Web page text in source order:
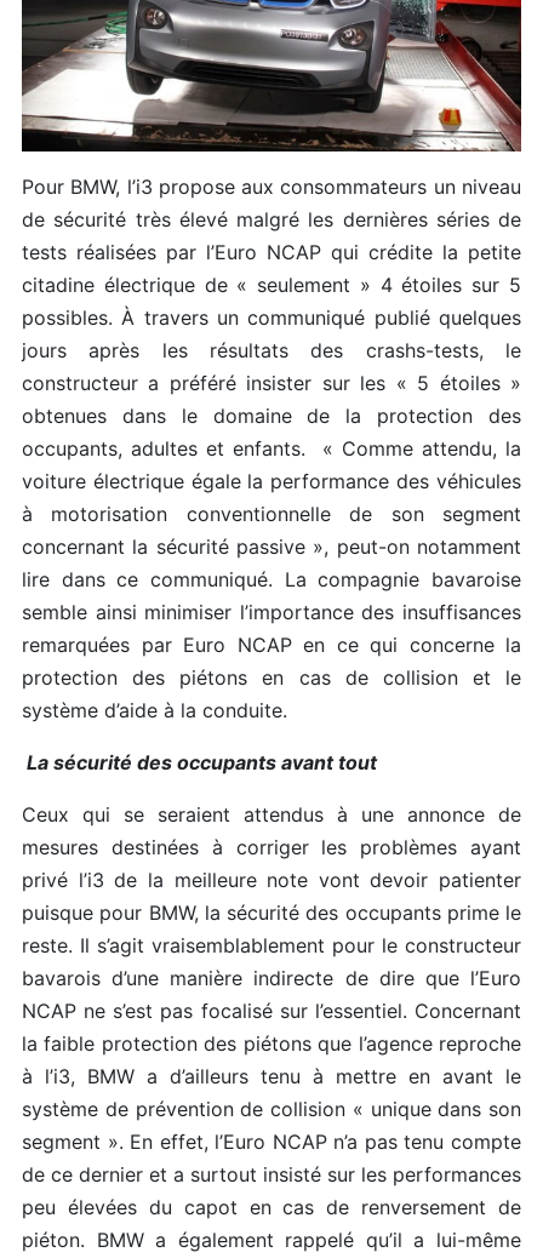
Pour BMW, l’i3 propose aux consommateurs un niveau
de sécurité très élevé malgré les dernières séries de
tests réalisées par l’Euro NCAP qui crédite la petite
citadine électrique de « seulement » 4 étoiles sur 5
possibles. À travers un communiqué publié quelques
jours après les résultats des crashs-tests, le
constructeur a préféré insister sur les « 5 étoiles »
obtenues dans le domaine de la protection des
occupants, adultes et enfants. « Comme attendu, la
voiture électrique égale la performance des véhicules
à motorisation conventionnelle de son segment
concernant la sécurité passive », peut-on notamment
lire dans ce communiqué. La compagnie bavaroise
semble ainsi minimiser l’importance des insuffisances
remarquées par Euro NCAP en ce qui concerne la
protection des piétons en cas de collision et le
système d’aide à la conduite.
La sécurité des occupants avant tout
Ceux qui se seraient attendus à une annonce de
mesures destinées à corriger les problèmes ayant
privé l’i3 de la meilleure note vont devoir patienter
puisque pour BMW, la sécurité des occupants prime le
reste. Il s’agit vraisemblablement pour le constructeur
bavarois d’une manière indirecte de dire que l’Euro
NCAP ne s’est pas focalisé sur l’essentiel. Concernant
la faible protection des piétons que l’agence reproche
à l’i3, BMW a d’ailleurs tenu à mettre en avant le
système de prévention de collision « unique dans son
segment ». En effet, l’Euro NCAP n’a pas tenu compte
de ce dernier et a surtout insisté sur les performances
peu élevées du capot en cas de renversement de
piéton. BMW a également rappelé qu’il a lui-même